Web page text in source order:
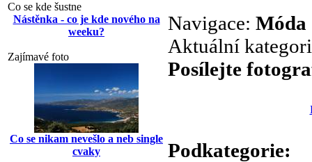
Co se kde šustne
Nástěnka - co je kde nového na
weeku?
Zajímavé foto
Co se nikam nevešlo a neb single
cvaky
Navigace: Móda
Aktuální
Posílejte
Podkategorie: